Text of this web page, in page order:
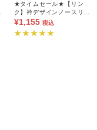
★タイムセール★【リン
ク】衿デザインノースリー
ブトップス
¥1,155 税込